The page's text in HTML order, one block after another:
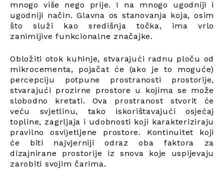
mnogo više nego prije. I na mnogo ugodniji i
ugodniji način. Glavna os stanovanja koja, osim
što služi kao središnja točka, ima vrlo
zanimljive funkcionalne značajke.
Obložiti otok kuhinje, stvarajući radnu ploču od
mikrocementa, pojačat će (ako je to moguće)
percepciju potpune prostranosti prostorije,
stvarajući prozirne prostore u kojima se može
slobodno kretati. Ova prostranost stvorit će
veću svjetlinu, tako iskorištavajući osjećaj
topline, zagrljaja i udobnosti koji karakteriziraju
pravilno osvijetljene prostore. Kontinuitet koji
će biti najvjerniji odraz oba faktora za
dizajnirane prostorije iz snova koje uspijevaju
zarobiti svojim čarima.